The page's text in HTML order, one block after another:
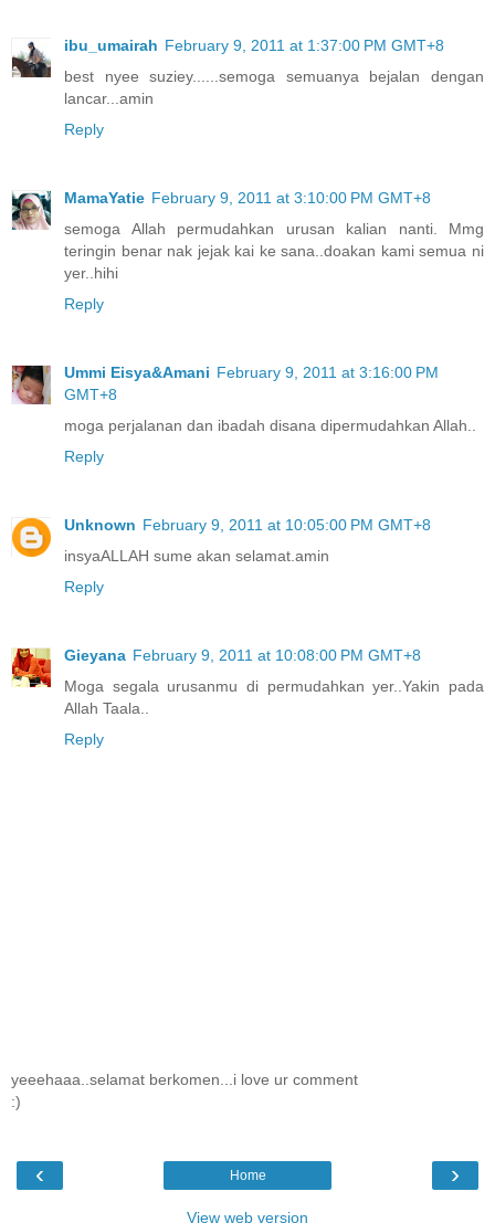
ibu_umairah February 9, 2011 at 1:37:00 PM GMT+8
best nyee suziey......semoga semuanya bejalan dengan
lancar...amin
Reply
MamaYatie February 9, 2011 at 3:10:00 PM GMT+8
semoga Allah permudahkan urusan kalian nanti. Mmg
teringin benar nak jejak kai ke sana..doakan kami semua ni
yer..hihi
Reply
Ummi Eisya&Amani February 9, 2011 at 3:16:00 PM
GMT+8
moga perjalanan dan ibadah disana dipermudahkan Allah..
Reply
Unknown February 9, 2011 at 10:05:00 PM GMT+8
insyaALLAH sume akan selamat.amin
Reply
Gieyana February 9, 2011 at 10:08:00 PM GMT+8
Moga segala urusanmu di permudahkan yer..Yakin pada
Allah Taala..
Reply
yeeehaaa..selamat berkomen...i love ur comment
:)
‹ ›
Home
View web version